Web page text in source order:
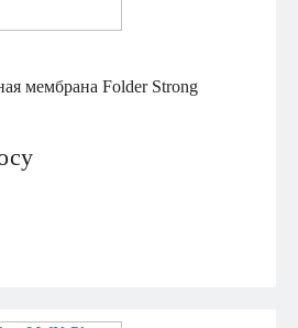
мембрана Folder Strong